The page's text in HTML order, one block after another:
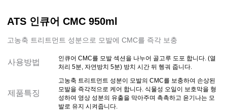
ATS 인큐어 CMC 950ml
고농축 트리트먼트 성분으로 모발에 CMC를 즉각 보충
사용방법
인큐어 CMC를 모발 섹션을 나누어 골고루 도포 합니다. (열
처리 5분, 자연방치 5분) 방치 시간 뒤 헹궈 줍니다.
제품특징
고농축 트리트먼트 성분이 모발의 CMC를 보충하여 손상된
모발을 즉각적으로 케어 합니다. 식물성 오일이 보호막을 형
성하여 영상 성분의 유출을 막아주며 촉촉하고 윤기나는 모
발로 유지 시켜줍니다.